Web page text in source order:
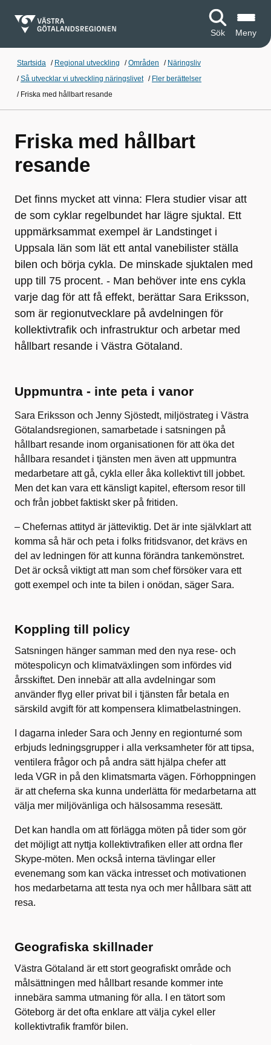
Sök Meny
Startsida / Regional utveckling /Områden / Näringsliv
/Så utvecklar vi utveckling näringslivet / Fler berättelser
/ Friska med hållbart resande
Friska med hållbart
resande
Det finns mycket att vinna: Flera studier visar att
de som cyklar regelbundet har lägre sjuktal. Ett
uppmärksammat exempel är Landstinget i
Uppsala län som lät ett antal vanebilister ställa
bilen och börja cykla. De minskade sjuktalen med
upp till 75 procent. - Man behöver inte ens cykla
varje dag för att få effekt, berättar Sara Eriksson,
som är regionutvecklare på avdelningen för
kollektivtrafik och infrastruktur och arbetar med
hållbart resande i Västra Götaland.
Uppmuntra - inte peta i vanor
Sara Eriksson och Jenny Sjöstedt, miljöstrateg i Västra
Götalandsregionen, samarbetade i satsningen på
hållbart resande inom organisationen för att öka det
hållbara resandet i tjänsten men även att uppmuntra
medarbetare att gå, cykla eller åka kollektivt till jobbet.
Men det kan vara ett känsligt kapitel, eftersom resor till
och från jobbet faktiskt sker på fritiden.
– Chefernas attityd är jätteviktig. Det är inte självklart att
komma så här och peta i folks fritidsvanor, det krävs en
del av ledningen för att kunna förändra tankemönstret.
Det är också viktigt att man som chef försöker vara ett
gott exempel och inte ta bilen i onödan, säger Sara.
Koppling till policy
Satsningen hänger samman med den nya rese- och
mötespolicyn och klimatväxlingen som infördes vid
årsskiftet. Den innebär att alla avdelningar som
använder flyg eller privat bil i tjänsten får betala en
särskild avgift för att kompensera klimatbelastningen.
I dagarna inleder Sara och Jenny en regionturné som
erbjuds ledningsgrupper i alla verksamheter för att tipsa,
ventilera frågor och på andra sätt hjälpa chefer att
leda VGR in på den klimatsmarta vägen. Förhoppningen
är att cheferna ska kunna underlätta för medarbetarna att
välja mer miljövänliga och hälsosamma resesätt.
Det kan handla om att förlägga möten på tider som gör
det möjligt att nyttja kollektivtrafiken eller att ordna fler
Skype-möten. Men också interna tävlingar eller
evenemang som kan väcka intresset och motivationen
hos medarbetarna att testa nya och mer hållbara sätt att
resa.
Geografiska skillnader
Västra Götaland är ett stort geografiskt område och
målsättningen med hållbart resande kommer inte
innebära samma utmaning för alla. I en tätort som
Göteborg är det ofta enklare att välja cykel eller
kollektivtrafik framför bilen.